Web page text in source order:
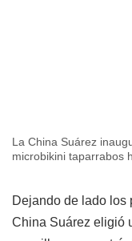
La China Suárez
microbikini taparrabos
Dejando de lado los
China Suárez eligió